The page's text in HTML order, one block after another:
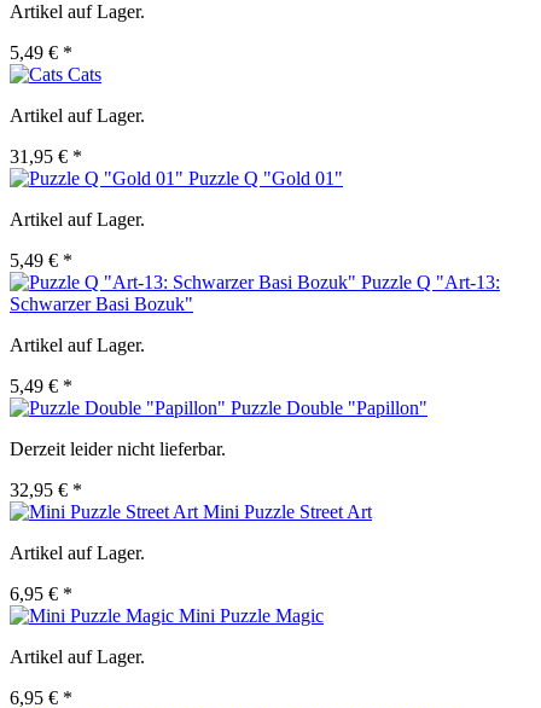
Artikel auf Lager.
5,49 € *
Cats
Artikel auf Lager.
31,95 € *
Puzzle Q "Gold 01"
Artikel auf Lager.
5,49 € *
Puzzle Q "Art-13:
Schwarzer Basi Bozuk"
Artikel auf Lager.
5,49 € *
Puzzle Double "Papillon"
Derzeit leider nicht lieferbar.
32,95 € *
Mini Puzzle Street Art
Artikel auf Lager.
6,95 € *
Mini Puzzle Magic
Artikel auf Lager.
6,95 € *